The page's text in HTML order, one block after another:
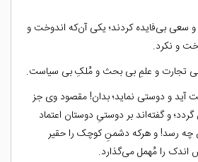
سعی بی‌فایده کردند؛ یکی آن‌که اندوخت و
و نکرد.
بی تجارت و علمِ بی بحث و مُلکِ بی سیاست.
و دوستی نماید؛ بدان! مقصود وی جز
و گفته‌اند بر دوستیِ دوستان اعتماد
چه رسد! و هرکه دشمنِ کوچک را حقیر
اندک را مُهمل می‌گذارد.